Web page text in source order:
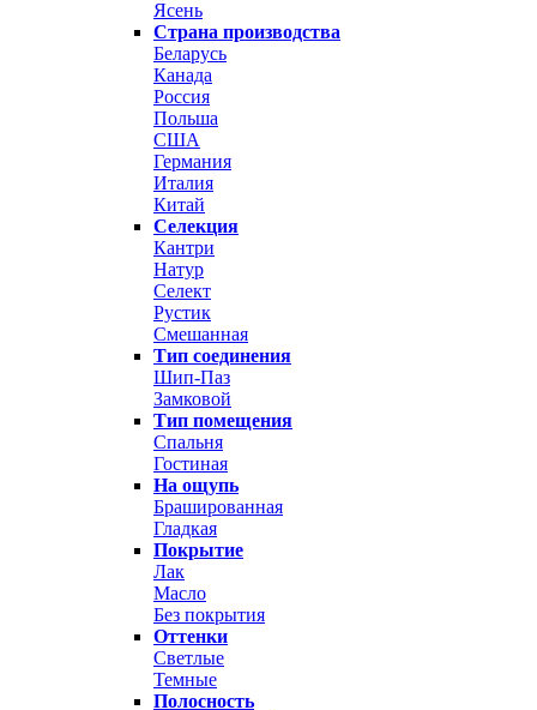
Ясень
Страна производства
Беларусь
Канада
Россия
Польша
США
Германия
Италия
Китай
Селекция
Кантри
Натур
Селект
Рустик
Смешанная
Тип соединения
Шип-Паз
Замковой
Тип помещения
Спальня
Гостиная
На ощупь
Брашированная
Гладкая
Покрытие
Лак
Масло
Без покрытия
Оттенки
Светлые
Темные
Полосность